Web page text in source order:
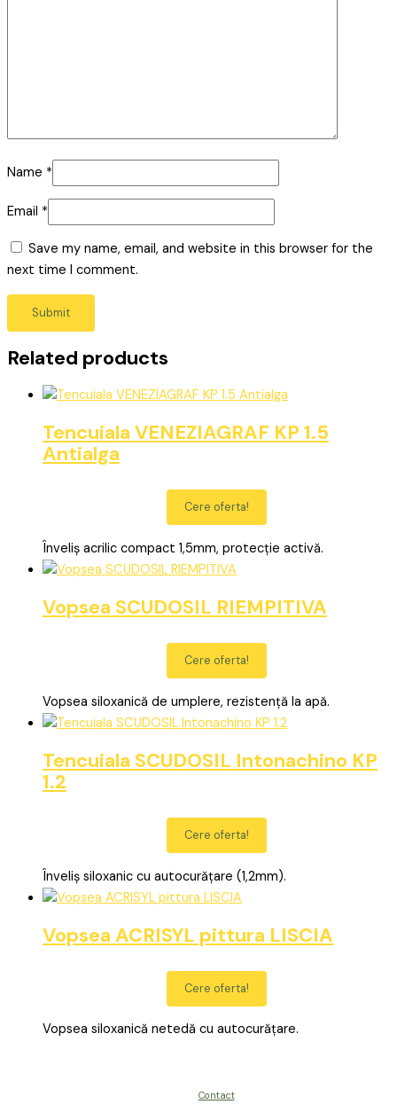
Name *
Email *
Save my name, email, and website in this browser for the
next time I comment.
Related products
Tencuiala VENEZIAGRAF KP 1.5
Antialga
Cere oferta!
Înveliș acrilic compact 1,5mm, protecție activă.
Vopsea SCUDOSIL RIEMPITIVA
Cere oferta!
Vopsea siloxanică de umplere, rezistență la apă.
Tencuiala SCUDOSIL Intonachino KP
1.2
Cere oferta!
Înveliș siloxanic cu autocurățare (1,2mm).
Vopsea ACRISYL pittura LISCIA
Cere oferta!
Vopsea siloxanică netedă cu autocurățare.
Contact